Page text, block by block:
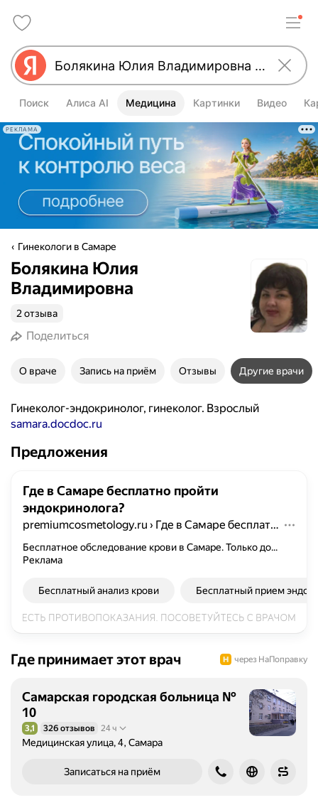
Поиск Алиса AI Медицина Картинки Видео
РЕКЛАМА
Гинекологи в Самаре
Болякина Юлия
Владимировна
2 отзыва
Поделиться
О враче Запись на приём Отзывы Другие врачи
Гинеколог-эндокринолог, гинеколог. Взрослый
samara.docdoc.ru
Предложения
Где в Самаре бесплатно пройти
эндокринолога?
premiumcosmetology.ru › Где в Самаре бесплатно пройти эндокринолога?
Бесплатное обследование крови в Самаре. Только до...
Реклама
Бесплатный анализ крови Бесплатный прием
Где принимает этот врач через НаПоправку
Самарская городская больница №
10
Рейтинг 3,1 из 5
3,1 326 отзывов 24 ч
Медицинская улица, 4, Самара
Записаться на приём